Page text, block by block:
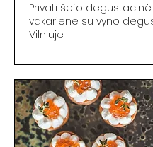
Privati šefo degustacinė
vakarienė su vyno
Vilniuje